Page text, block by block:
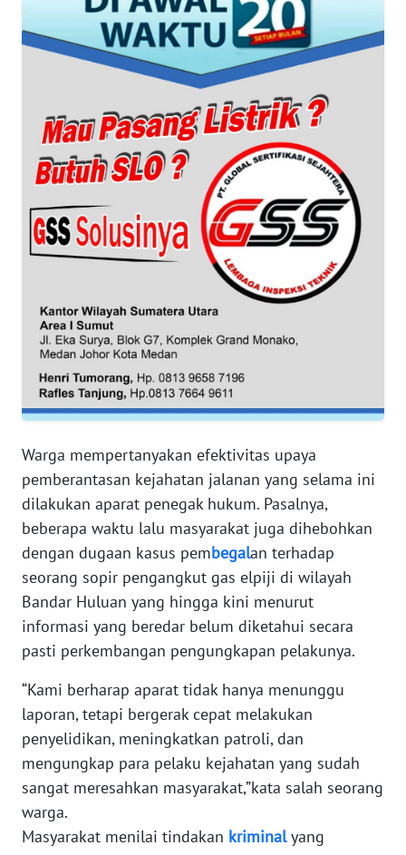
Warga mempertanyakan efektivitas upaya
pemberantasan kejahatan jalanan yang selama ini
dilakukan aparat penegak hukum. Pasalnya,
beberapa waktu lalu masyarakat juga dihebohkan
dengan dugaan kasus pembegalan terhadap
seorang sopir pengangkut gas elpiji di wilayah
Bandar Huluan yang hingga kini menurut
informasi yang beredar belum diketahui secara
pasti perkembangan pengungkapan pelakunya.
“Kami berharap aparat tidak hanya menunggu
laporan, tetapi bergerak cepat melakukan
penyelidikan, meningkatkan patroli, dan
mengungkap para pelaku kejahatan yang sudah
sangat meresahkan masyarakat,”kata salah seorang
warga.
Masyarakat menilai tindakan kriminalyang
SULBAR
WN
SUMBAR
WN
SUMSEL
BENGKULU
WN
LAMPUNG
WN
WN
NUSANTARA
WN
JOGJA
WN
JATIM
WN
BALI
WN
KALBAR
WN
KALTENG